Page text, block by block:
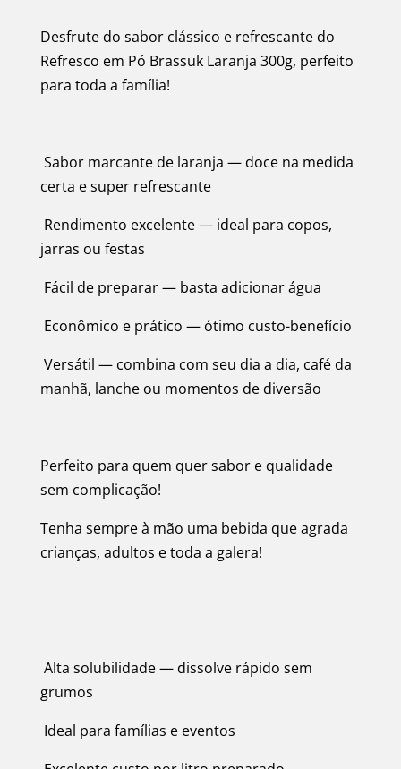
Desfrute do sabor clássico e refrescante do
Refresco em Pó Brassuk Laranja 300g, perfeito
para toda a família!
Sabor marcante de laranja — doce na medida
certa e super refrescante
Rendimento excelente — ideal para copos,
jarras ou festas
Fácil de preparar — basta adicionar água
Econômico e prático — ótimo custo-benefício
Versátil — combina com seu dia a dia, café da
manhã, lanche ou momentos de diversão
Perfeito para quem quer sabor e qualidade
sem complicação!
Tenha sempre à mão uma bebida que agrada
crianças, adultos e toda a galera!
Alta solubilidade — dissolve rápido sem
grumos
Ideal para famílias e eventos